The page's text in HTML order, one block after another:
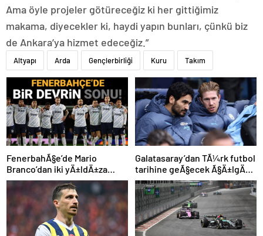
Ama öyle projeler götüreceğiz ki her gittiğimiz
makama, diyecekler ki, haydi yapın bunları, çünkü biz
de Ankara’ya hizmet edeceğiz.”
Altyapı Arda Gençlerbirliği Kuru Takım
FenerbahÃ§e’de Mario
Branco’dan iki yÄ±ldÄ±za
veda mesajÄ±: “Gelecek
sezon yoksunuz”
Galatasaray’dan TÃ¼rk futbol
tarihine geÃ§ecek Ã§Ä±lgÄ±n
plan: Manchester City’den
Ã§ifte imza